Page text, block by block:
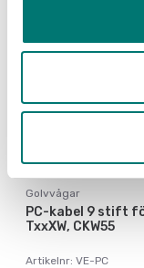
Golvvågar
PC-kabel 9 stift
TxxXW, CKW55
Artikelnr: VE-PC